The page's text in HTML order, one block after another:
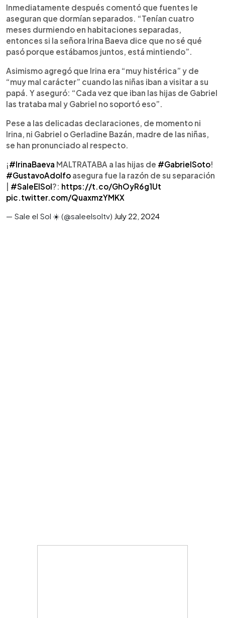
Inmediatamente después comentó que fuentes le
aseguran que dormían separados. “Tenían cuatro
meses durmiendo en habitaciones separadas,
entonces si la señora Irina Baeva dice que no sé qué
pasó porque estábamos juntos, está mintiendo”.
Asimismo agregó que Irina era “muy histérica” y de
“muy mal carácter” cuando las niñas iban a visitar a su
papá. Y aseguró: “Cada vez que iban las hijas de Gabriel
las trataba mal y Gabriel no soportó eso”.
Pese a las delicadas declaraciones, de momento ni
Irina, ni Gabriel o Gerladine Bazán, madre de las niñas,
se han pronunciado al respecto.
¡#IrinaBaeva MALTRATABA a las hijas de #GabrielSoto!
#GustavoAdolfo asegura fue la razón de su separación
#SaleElSol?: https://t.co/GhOyR6g1Ut
pic.twitter.com/QuaxmzYMKX
— Sale el Sol ☀️ (@saleelsoltv) July 22, 2024